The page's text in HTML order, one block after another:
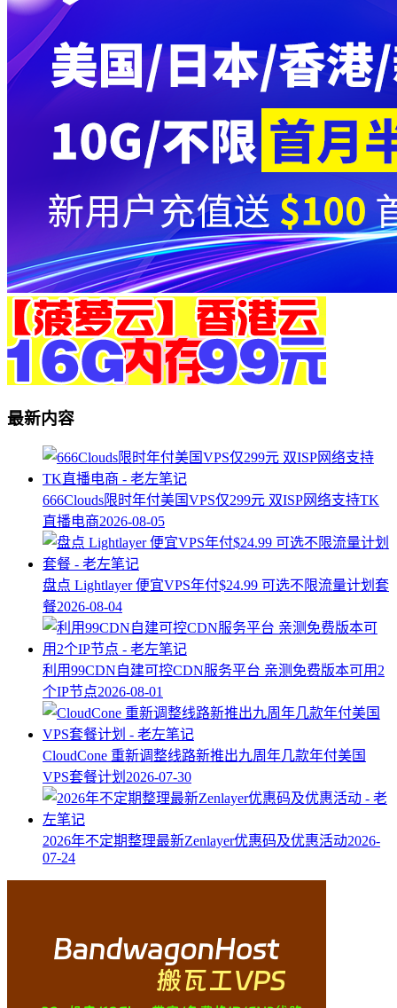
最新内容
666Clouds限时年付美国VPS仅299元 双ISP网络支持TK
直播电商2026-08-05
盘点 Lightlayer 便宜VPS年付$24.99 可选不限流量计划套
餐2026-08-04
利用99CDN自建可控CDN服务平台 亲测免费版本可用2
个IP节点2026-08-01
CloudCone 重新调整线路新推出九周年几款年付美国
VPS套餐计划 2026-07-30
2026年不定期整理最新Zenlayer优惠码及优惠活动2026-
07-24